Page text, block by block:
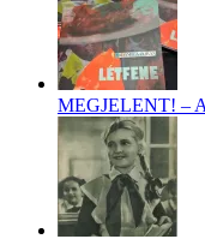
MEGJELENT! –